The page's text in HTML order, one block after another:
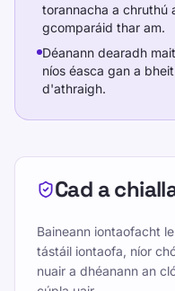
torannacha a chruthú
gcomparáid thar am.
Déanann dearadh
níos éasca gan a
d'athraigh.
Cad a
Baineann iontaofacht
tástáil iontaofa, níor
nuair a dhéanann an